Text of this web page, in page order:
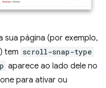
sua página (por exemplo,
) tem scroll-snap-type
aparece ao lado dele no
para ativar ou